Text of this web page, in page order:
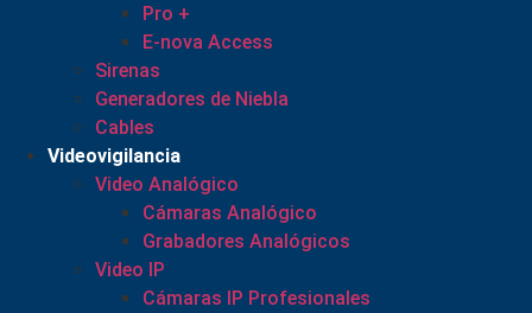
Pro +
E-nova Access
Sirenas
Generadores de Niebla
Cables
Videovigilancia
Video Analógico
Cámaras Analógico
Grabadores Analógicos
Video IP
Cámaras IP Profesionales